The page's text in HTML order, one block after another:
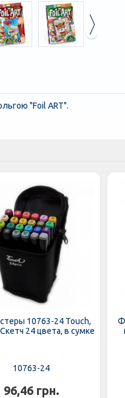
"Foil ART".
10763-24 Touch,
24 цвета, в сумке
10763-24
96,46 грн.